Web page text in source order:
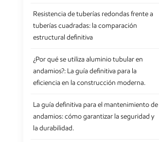
Resistencia de tuberías redondas frente a
tuberías cuadradas: la comparación
estructural definitiva
¿Por qué se utiliza aluminio tubular en
andamios?: La guía definitiva para la
eficiencia en la construcción moderna.
La guía definitiva para el mantenimiento de
andamios: cómo garantizar la seguridad y
la durabilidad.